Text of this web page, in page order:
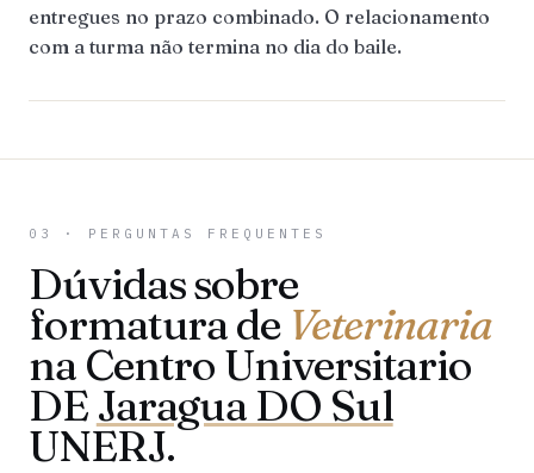
entregues no prazo combinado. O relacionamento
com a turma não termina no dia do baile.
03 · PERGUNTAS FREQUENTES
Dúvidas sobre
formatura de Veterinaria
na Centro Universitario
DE Jaragua DO Sul
UNERJ.